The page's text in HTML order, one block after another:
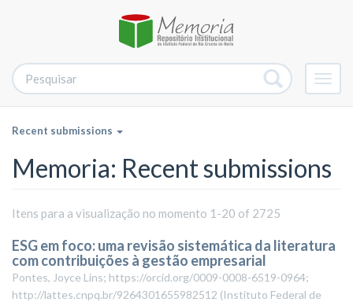
Recent submissions
Memoria: Recent submissions
Itens para a visualização no momento 1-20 of 2725
ESG em foco: uma revisão sistemática da literatura
com contribuições à gestão empresarial
Pontes, Joyce Lins; https://orcid.org/0009-0008-6519-0964;
http://lattes.cnpq.br/9264301655982512 (Instituto Federal de